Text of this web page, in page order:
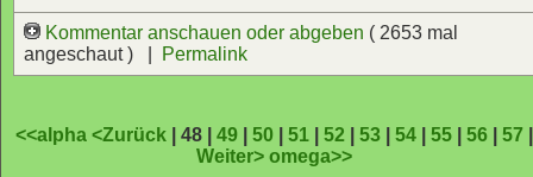
Kommentar anschauen oder abgeben ( 2653 mal
angeschaut ) |
Permalink
<<alpha<Zurück | 48 |49 |50 |51 |52 |53 |54 |55 |56 |57
Weiter>omega>>